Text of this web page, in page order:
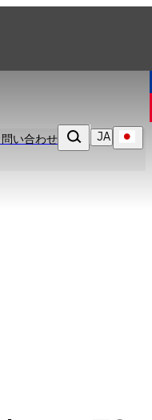
い合わせ
JA